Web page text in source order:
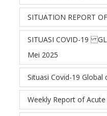
SITUATION REPORT
SITUASI COVID-19
Mei 2025
Situasi Covid-19
Weekly Report of